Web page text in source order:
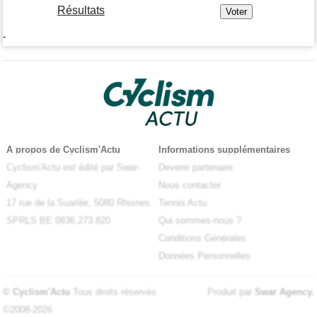
Résultats
-
A propos de Cyclism'Actu
Cyclism'Actu est édité par Swar-
Agency
17 rue de la Suarlée, 5080 Rhisnes
SPRLS BE 0836.273.820
Informations supplémentaires
Devenir partenaire
Nous contacter
Tennis Actu
Qui sommes-nous ?
Conditions Générales
Données Personnelles
© Cyclism'Actu Tous droits réservés
©2008-2026
Produit par Swar Agency.